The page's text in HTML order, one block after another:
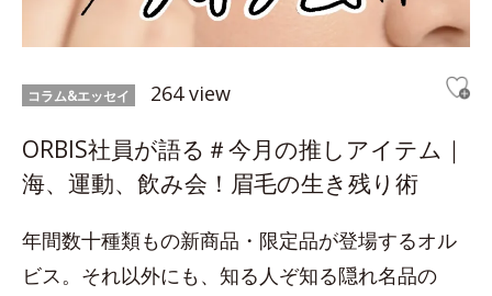
コラム&エッセイ 264 view
ORBIS社員が語る＃今月の推しアイテム｜
海、運動、飲み会！眉毛の生き残り術
年間数十種類もの新商品・限定品が登場するオル
ビス。それ以外にも、知る人ぞ知る隠れ名品の